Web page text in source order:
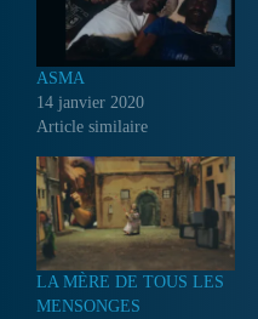
ASMA
14 janvier 2020
Article similaire
LA MÈRE DE TOUS LES
MENSONGES